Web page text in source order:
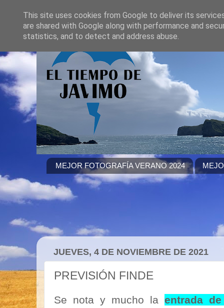
MEJOR FOTOGRAFÍA VERANO 2024
JUEVES, 4 DE NOVIEMBRE DE 2021
PREVISIÓN FINDE
Se nota y mucho la entrada
This site uses cookies from Google to deliver its
are shared with Google along with performance and
statistics, and to detect and address abuse.